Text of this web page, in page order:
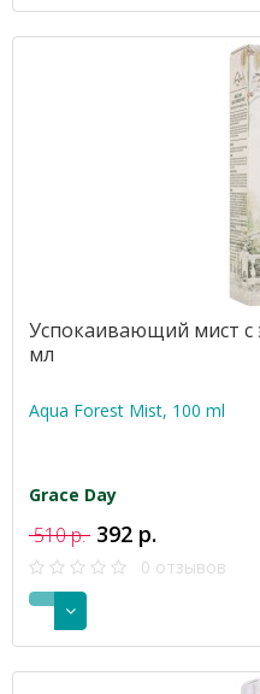
Успокаивающий мист с
мл
Aqua Forest Mist, 100 ml
Grace Day
510 р. 392 р.
0 отзывов